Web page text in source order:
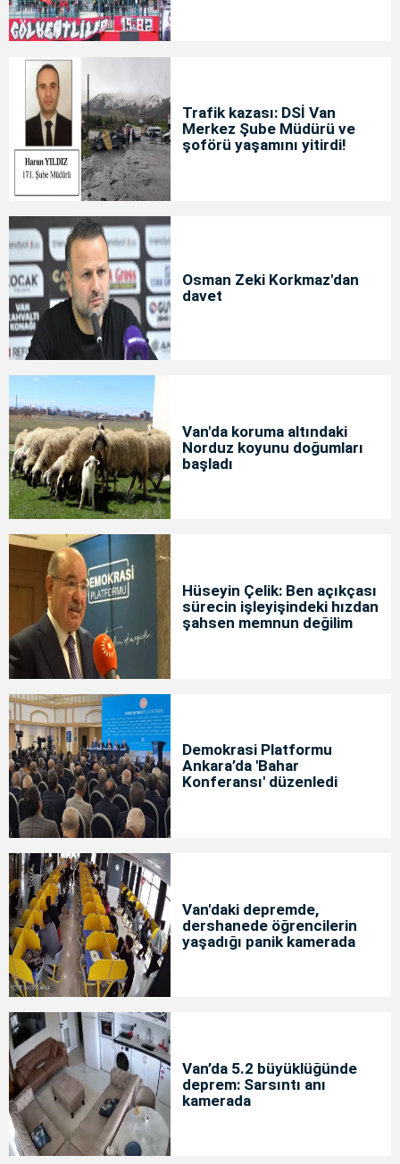
Trafik kazası: DSİ Van
Merkez Şube Müdürü ve
şoförü yaşamını yitirdi!
Osman Zeki Korkmaz'dan
davet
Van'da koruma altındaki
Norduz koyunu doğumları
başladı
Hüseyin Çelik: Ben açıkçası
sürecin işleyişindeki hızdan
şahsen memnun değilim
Demokrasi Platformu
Ankara’da 'Bahar
Konferansı' düzenledi
Van'daki depremde,
dershanede öğrencilerin
yaşadığı panik kamerada
Van’da 5.2 büyüklüğünde
deprem: Sarsıntı anı
kamerada